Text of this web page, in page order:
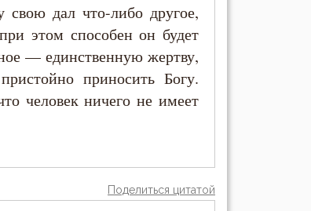
свою дал что-либо другое,
этом способен он будет
— единственную жертву,
приносить Богу.
человек ничего не имеет
Поделиться цитатой